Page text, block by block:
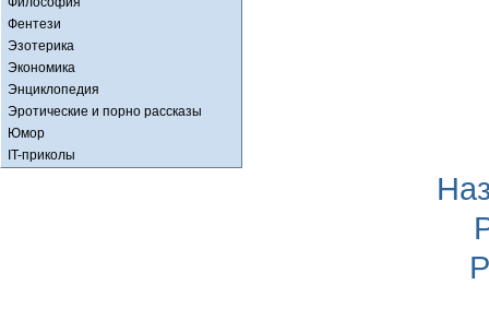
Фентези
Эзотерика
Экономика
Энциклопедия
Эротические и порно рассказы
Юмор
IT-приколы